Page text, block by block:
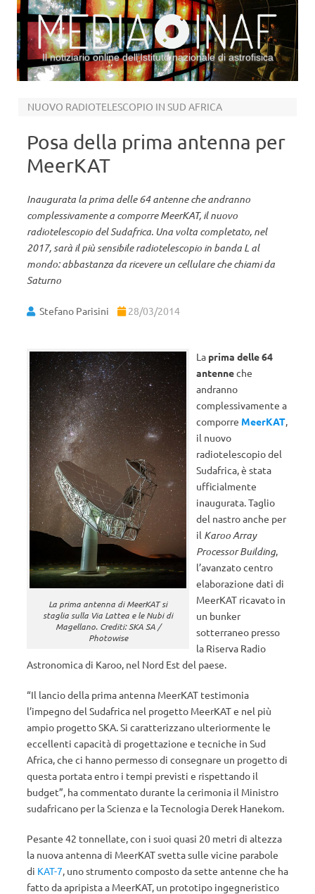
Il notiziario online dell’Istituto nazionale di astrofisica
NUOVO RADIOTELESCOPIO IN SUD AFRICA
Posa della prima antenna per
MeerKAT
Inaugurata la prima delle 64 antenne che andranno
complessivamente a comporre MeerKAT, il nuovo
radiotelescopio del Sudafrica. Una volta completato, nel
2017, sarà il più sensibile radiotelescopio in banda L al
mondo: abbastanza da ricevere un cellulare che chiami da
Saturno
Stefano Parisini 28/03/2014
La prima antenna di MeerKAT si
staglia sulla Via Lattea e le Nubi di
Magellano. Crediti: SKA SA /
Photowise
La prima delle 64
antenneche
andranno
complessivamente a
comporre MeerKAT,
il nuovo
radiotelescopio del
Sudafrica, è stata
ufficialmente
inaugurata. Taglio
del nastro anche per
il KarooArray
Processor Building,
l’avanzato centro
elaborazione dati di
MeerKAT ricavato in
un bunker
sotterraneo presso
la Riserva Radio
Astronomica di Karoo, nel Nord Est del paese.
“Il lancio della prima antenna MeerKAT testimonia
l’impegno del Sudafrica nel progetto MeerKAT e nel più
ampio progetto SKA. Si caratterizzano ulteriormente le
eccellenti capacità di progettazione e tecniche in Sud
Africa, che ci hanno permesso di consegnare un progetto di
questa portata entro i tempi previsti e rispettando il
budget”, ha commentato durante la cerimonia il Ministro
sudafricano per la Scienza e la Tecnologia Derek Hanekom.
Pesante 42 tonnellate, con i suoi quasi 20 metri di altezza
la nuova antenna di MeerKAT svetta sulle vicine parabole
di KAT-7, uno strumento composto da sette antenne che ha
fatto da apripista a MeerKAT, un prototipo ingegneristico